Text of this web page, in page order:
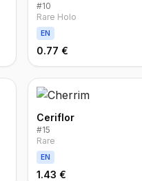
#10
Rare Holo
EN
0.77 €
Ceriflor
#15
Rare
EN
1.43 €